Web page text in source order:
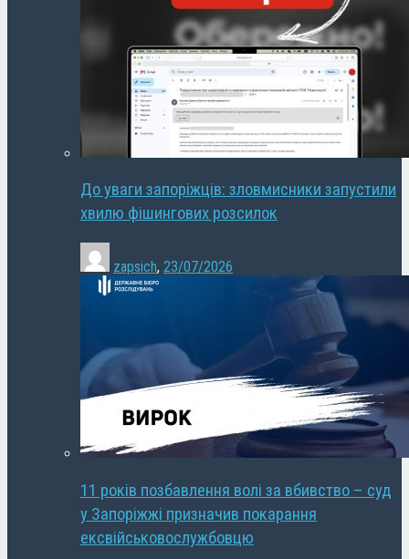
До уваги запоріжців: зловмисники запустили
хвилю фішингових розсилок
zapsich, 23/07/2026
11 років позбавлення волі за вбивство – суд
у Запоріжжі призначив покарання
ексвійськовослужбовцю